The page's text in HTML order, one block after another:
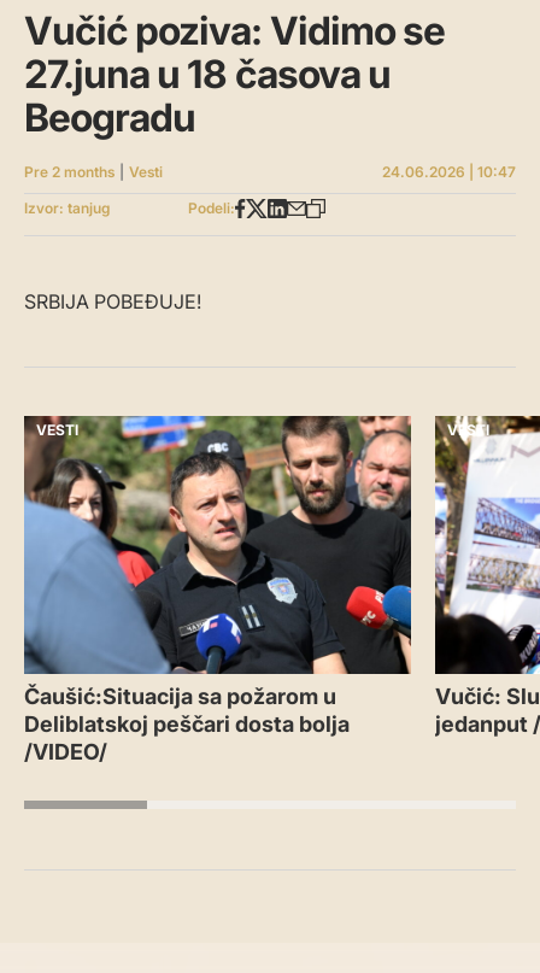
Vučić poziva: Vidimo se
27.juna u 18 časova u
Beogradu
Pre 2 months Vesti
24.06.2026 | 10:47
Izvor: tanjug
Podeli:
SRBIJA POBEĐUJE!
VESTI
Čaušić:Situacija sa požarom u
Deliblatskoj peščari dosta bolja
/VIDEO/
VESTI
Vučić:
jedanput